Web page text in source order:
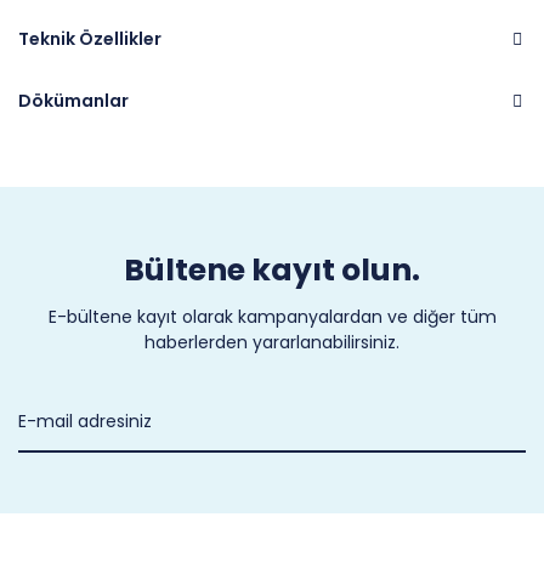
Teknik Özellikler
Dökümanlar
Bültene kayıt olun.
E-bültene kayıt olarak kampanyalardan ve diğer tüm
haberlerden yararlanabilirsiniz.